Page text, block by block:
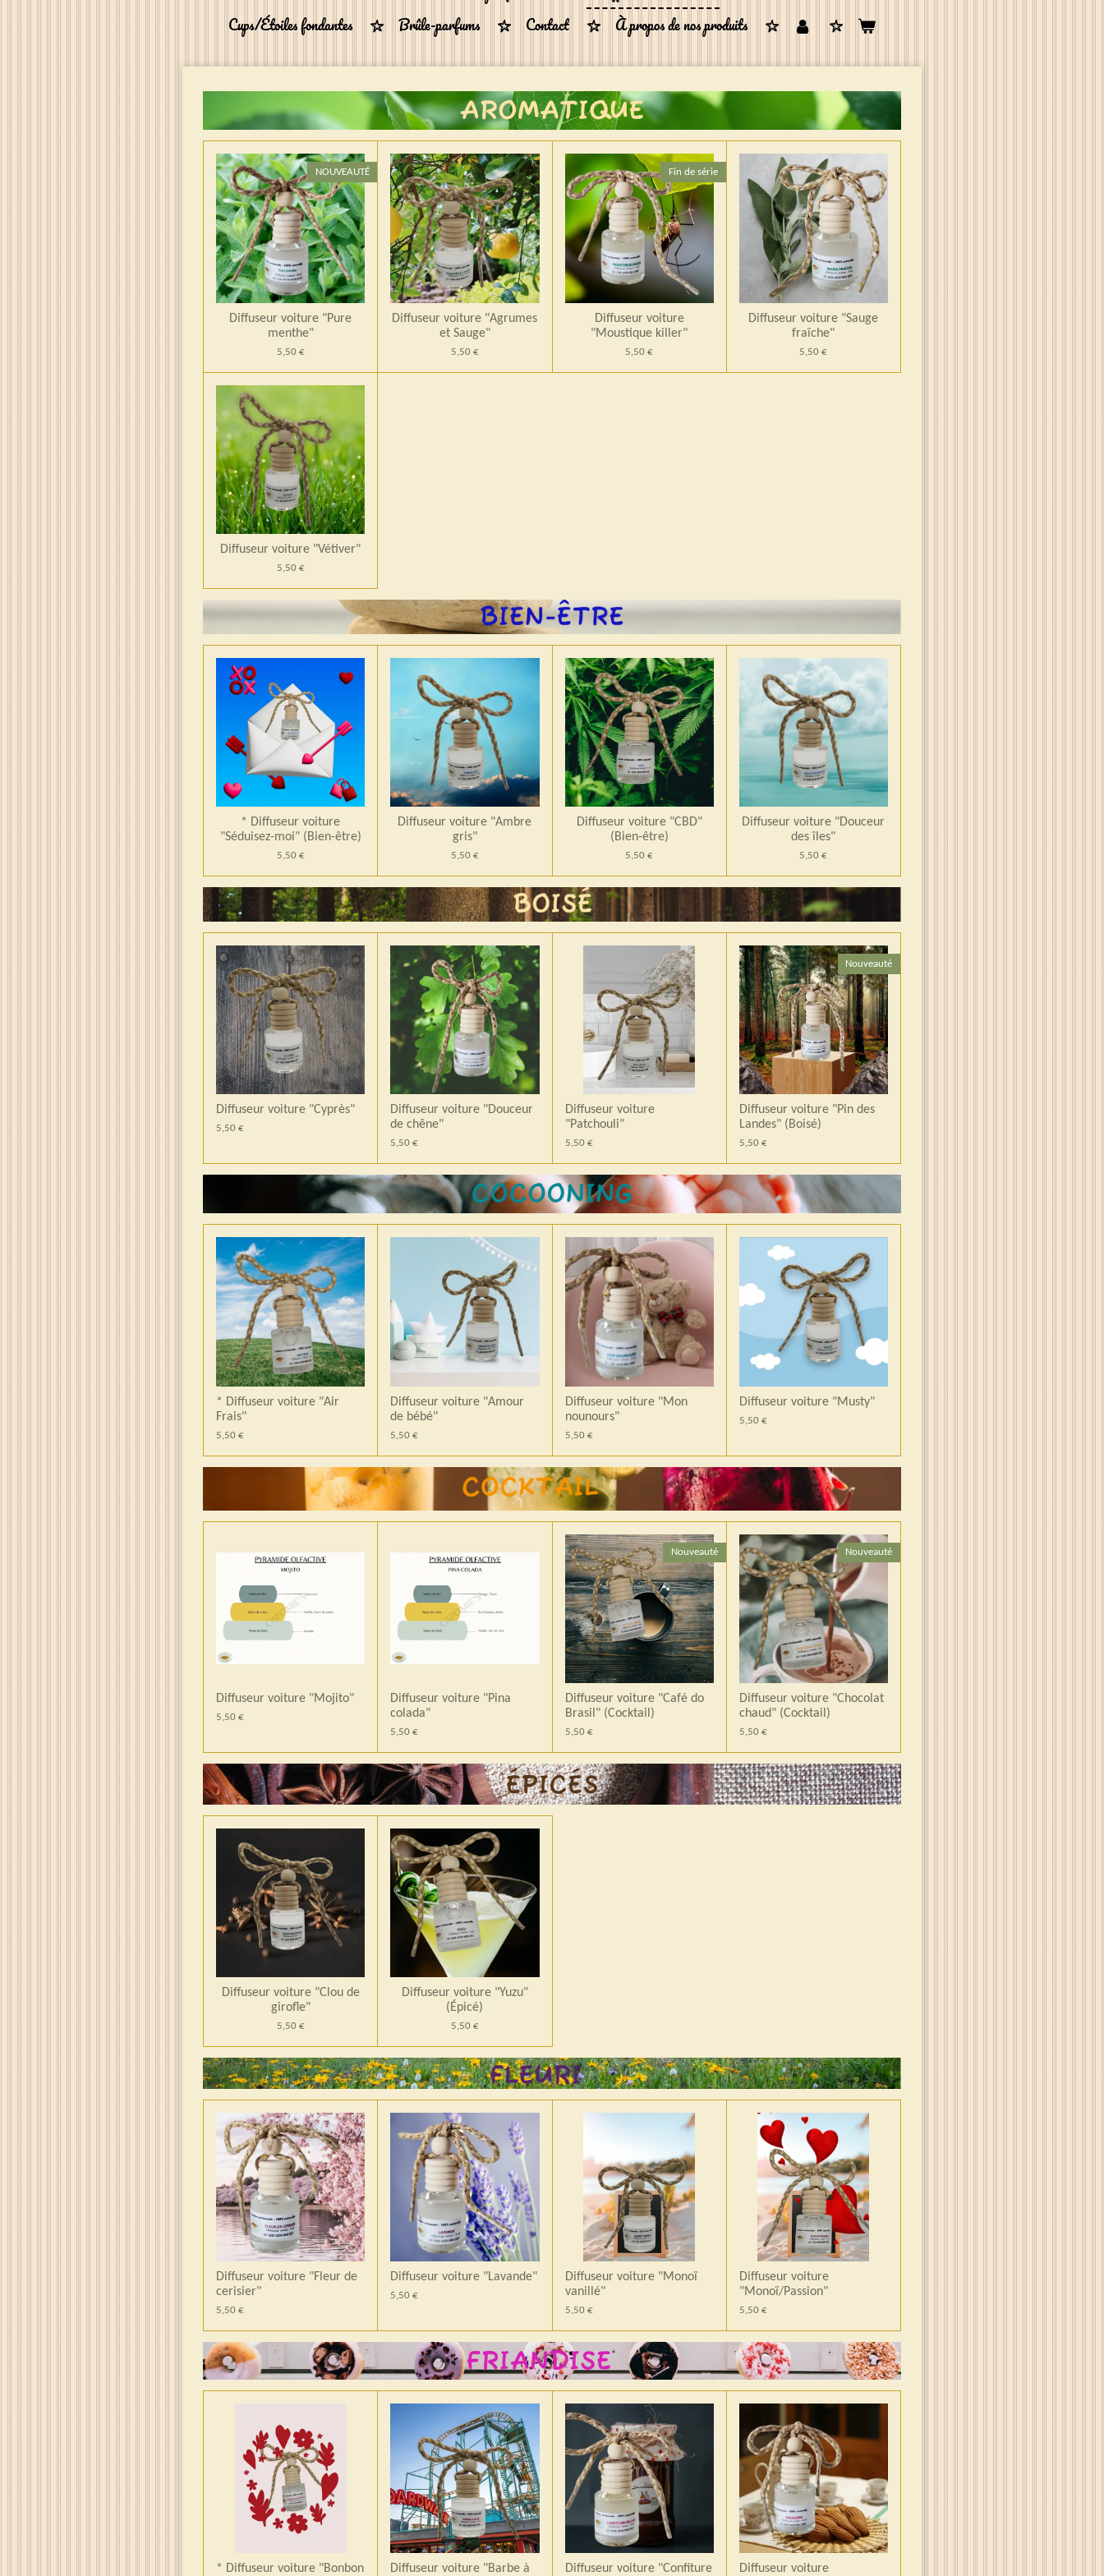
Cups/Étoiles fondantes
Brûle-parfums Contact À propos de nos produits
NOUVEAUTÉ
Diffuseur voiture "Pure
menthe"
5,50 €
Diffuseur voiture "Agrumes
et Sauge"
5,50 €
Fin de série
Diffuseur voiture
"Moustique killer"
5,50 €
Diffuseur voiture "Sauge
fraîche"
5,50 €
Diffuseur voiture "Vétiver"
5,50 €
* Diffuseur voiture
"Séduisez-moi" (Bien-être)
5,50 €
Diffuseur voiture "Ambre
gris"
5,50 €
Diffuseur voiture "CBD"
(Bien-être)
5,50 €
Diffuseur voiture "Douceur
des îles"
5,50 €
Diffuseur voiture "Cyprès"
5,50 €
Diffuseur voiture "Douceur
de chêne"
5,50 €
Diffuseur voiture
"Patchouli"
5,50 €
Nouveauté
Diffuseur voiture "Pin des
Landes" (Boisé)
5,50 €
* Diffuseur voiture "Air
Frais"
5,50 €
Diffuseur voiture "Amour
de bébé"
5,50 €
Diffuseur voiture "Mon
nounours"
5,50 €
Diffuseur voiture "Musty"
5,50 €
Diffuseur voiture "Mojito"
5,50 €
Diffuseur voiture "Pina
colada"
5,50 €
Nouveauté
Diffuseur voiture "Café do
Brasil" (Cocktail)
5,50 €
Nouveauté
Diffuseur voiture "Chocolat
chaud" (Cocktail)
5,50 €
Diffuseur voiture "Clou de
girofle"
5,50 €
Diffuseur voiture "Yuzu"
(Épicé)
5,50 €
Diffuseur voiture "Fleur de
cerisier"
5,50 €
Diffuseur voiture "Lavande"
5,50 €
Diffuseur voiture "Monoï
vanillé"
5,50 €
Diffuseur voiture
"Monoï/Passion"
5,50 €
* Diffuseur voiture "Bonbon Diffuseur voiture "Barbe à Diffuseur voiture "Confiture Diffuseur voiture